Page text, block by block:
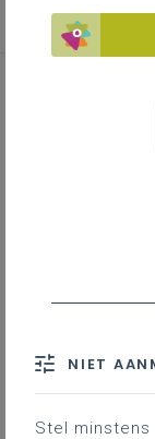
Leerplan
volledig
is geldig
graad
NIET
Stel minstens